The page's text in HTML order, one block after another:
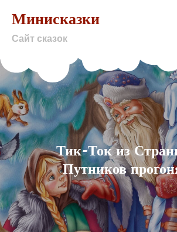
content
Минисказки
Сайт сказок
Тик-Ток из
Путников